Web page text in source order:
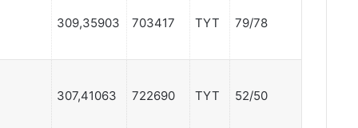
309,35903 703417 TYT 79/78
307,41063 722690 TYT 52/50